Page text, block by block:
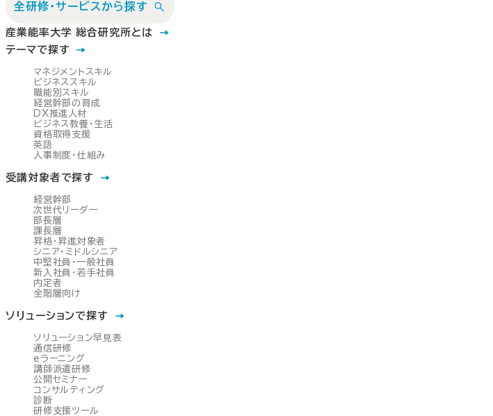
全研修・サービスから探す
産業能率大学 総合研究所とは
テーマで探す
マネジメントスキル
ビジネススキル
職能別スキル
経営幹部の育成
DX推進人材
ビジネス教養・生活
資格取得支援
英語
人事制度・仕組み
受講対象者で探す
経営幹部
次世代リーダー
部長層
課長層
昇格・昇進対象者
シニア・ミドルシニア
中堅社員・一般社員
新入社員・若手社員
内定者
全階層向け
ソリューションで探す
ソリューション早見表
通信研修
eラーニング
講師派遣研修
公開セミナー
コンサルティング
診断
研修支援ツール